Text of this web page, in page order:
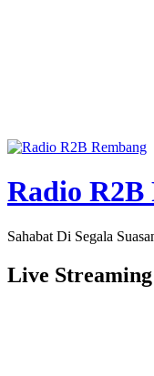
Radio R2B
Sahabat Di Segala
Live Streaming